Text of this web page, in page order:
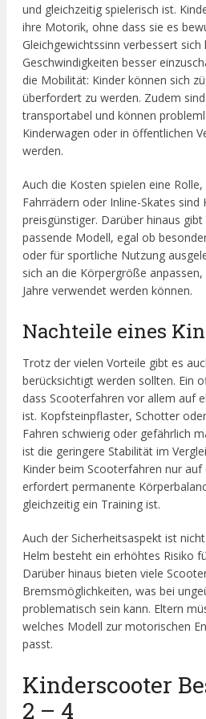
und gleichzeitig spielerisch ist.
ihre Motorik, ohne dass sie es
Gleichgewichtssinn verbessert
Geschwindigkeiten besser
die Mobilität: Kinder können sich
überfordert zu werden. Zudem
transportabel und können
Kinderwagen oder in öffentlichen
werden.
Auch die Kosten spielen eine
Fahrrädern oder Inline-Skates
preisgünstiger. Darüber hinaus
passende Modell, egal ob
oder für sportliche Nutzung
sich an die Körpergröße
Jahre verwendet werden können.
Nachteile eines
Trotz der vielen Vorteile gibt es
berücksichtigt werden sollten. Ein
dass Scooterfahren vor allem auf
ist. Kopfsteinpflaster, Schotter
Fahren schwierig oder gefährlich
ist die geringere Stabilität im
Kinder beim Scooterfahren nur
erfordert permanente
gleichzeitig ein Training ist.
Auch der Sicherheitsaspekt ist
Helm besteht ein erhöhtes Risiko
Darüber hinaus bieten viele
Bremsmöglichkeiten, was bei
problematisch sein kann. Eltern
welches Modell zur motorischen
passt.
Kinderscooter
2 – 4